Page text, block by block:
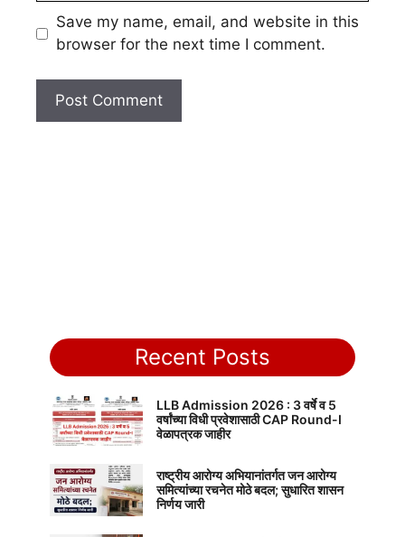
Save my name, email, and website in this
browser for the next time I comment.
Recent Posts
LLB Admission 2026 : 3 वर्षे व 5
वर्षांच्या विधी प्रवेशासाठी CAP Round-I
वेळापत्रक जाहीर
राष्ट्रीय आरोग्य अभियानांतर्गत जन आरोग्य
समित्यांच्या रचनेत मोठे बदल; सुधारित शासन
निर्णय जारी